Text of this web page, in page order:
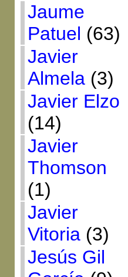
Jaume
Patuel (63)
Javier
Almela(3)
Javier Elzo
(14)
Javier
Thomson
(1)
Javier
Vitoria(3)
Jesús Gil